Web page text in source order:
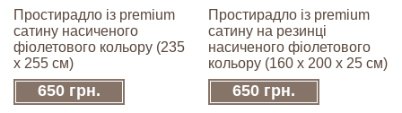
Простирадло із premium
сатину насиченого
фіолетового кольору (235
x 255 см)
650 грн.
Простирадло із premium
сатину на резинці
насиченого фіолетового
кольору (160 x 200 х 25 см)
650 грн.